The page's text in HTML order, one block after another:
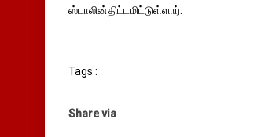
ஸ்டாலின்திட்டமிட்டுள்ளார்.
Tags :
Share via